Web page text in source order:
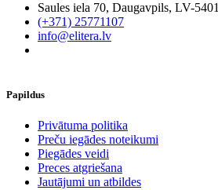
Saules iela 70, Daugavpils, LV-5401
(+371) 25771107
info@elitera.lv
Papildus
​Privātuma politika
Preču iegādes noteikumi
Piegādes veidi
Preces atgriešana
Jautājumi un atbildes